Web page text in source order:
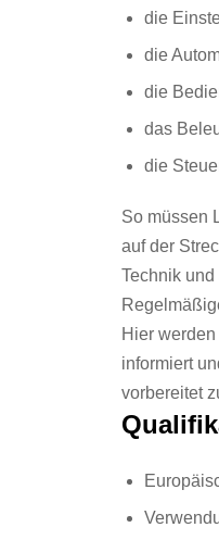
die
die
die
das
die
So müssen
auf der
Technik
Hier
informiert
vorbereitet